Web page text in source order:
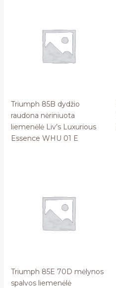
Triumph 85B dydžio
raudona nėriniuota
liemenėlė Liv’s Luxurious
Essence WHU 01 E
Triumph 85E 70D mėlynos
spalvos liemenėlė